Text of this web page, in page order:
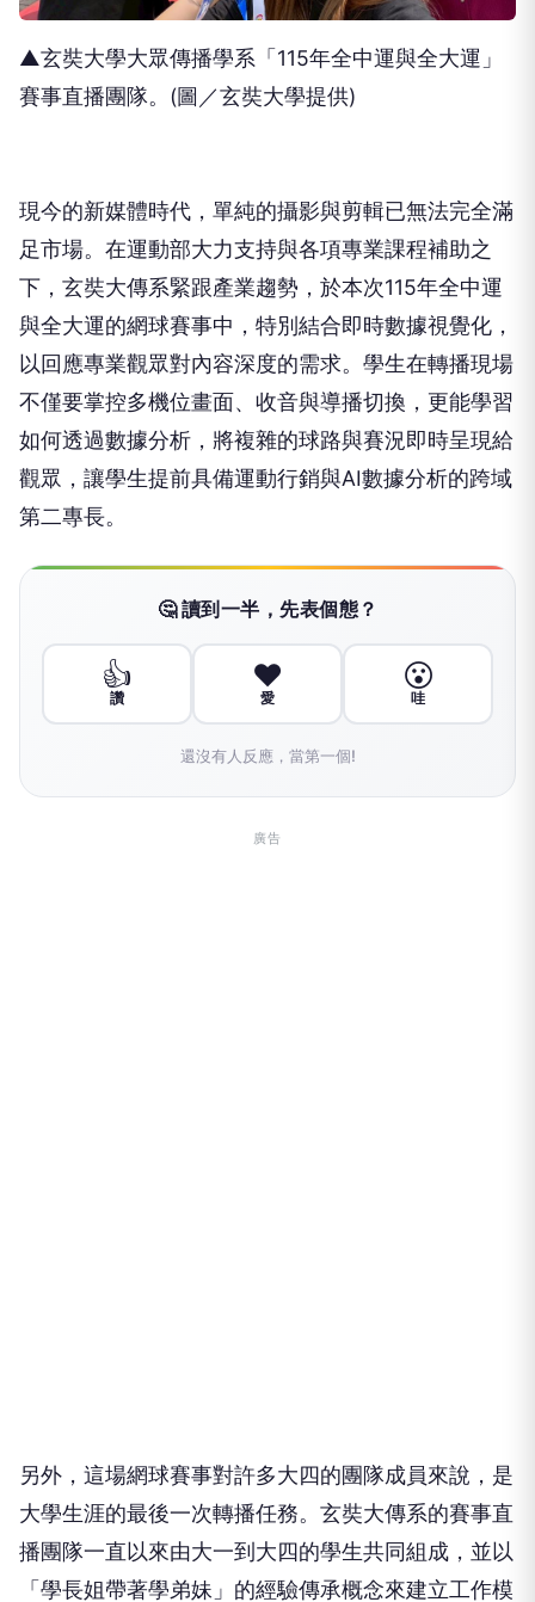
▲玄奘大學大眾傳播學系「115年全中運與全大運」
賽事直播團隊。(圖／玄奘大學提供)
現今的新媒體時代，單純的攝影與剪輯已無法完全滿
足市場。在運動部大力支持與各項專業課程補助之
下，玄奘大傳系緊跟產業趨勢，於本次115年全中運
與全大運的網球賽事中，特別結合即時數據視覺化，
以回應專業觀眾對內容深度的需求。學生在轉播現場
不僅要掌控多機位畫面、收音與導播切換，更能學習
如何透過數據分析，將複雜的球路與賽況即時呈現給
觀眾，讓學生提前具備運動行銷與AI數據分析的跨域
第二專長。
🤔 讀到一半，先表個態？
👍
讚
❤️
愛
😮
哇
還沒有人反應，當第一個!
廣告
另外，這場網球賽事對許多大四的團隊成員來說，是
大學生涯的最後一次轉播任務。玄奘大傳系的賽事直
播團隊一直以來由大一到大四的學生共同組成，並以
「學長姐帶著學弟妹」的經驗傳承概念來建立工作模